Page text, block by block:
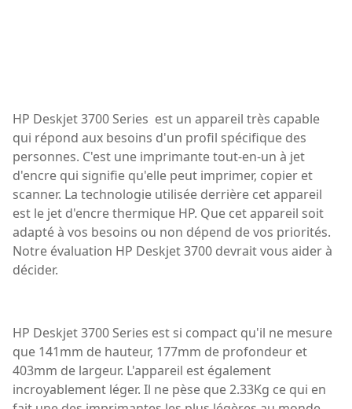
HP Deskjet 3700 Series est un appareil très capable
qui répond aux besoins d'un profil spécifique des
personnes. C'est une imprimante tout-en-un à jet
d'encre qui signifie qu'elle peut imprimer, copier et
scanner. La technologie utilisée derrière cet appareil
est le jet d'encre thermique HP. Que cet appareil soit
adapté à vos besoins ou non dépend de vos priorités.
Notre évaluation HP Deskjet 3700 devrait vous aider à
décider.
HP Deskjet 3700 Series est si compact qu'il ne mesure
que 141mm de hauteur, 177mm de profondeur et
403mm de largeur. L'appareil est également
incroyablement léger. Il ne pèse que 2.33Kg ce qui en